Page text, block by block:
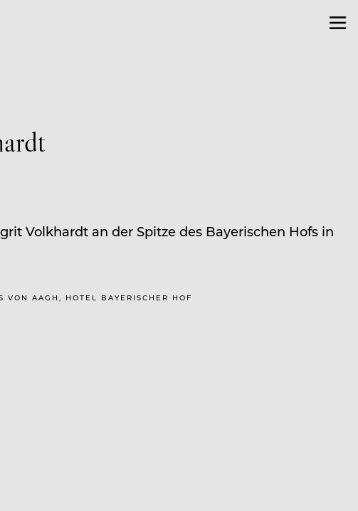
Volkhardt an der Spitze des Bayerischen Hofs in
AAGH, HOTEL BAYERISCHER HOF